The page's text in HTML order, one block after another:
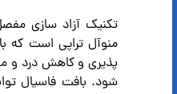
تکنیک آزاد سازی
منوآل تراپی است که
پذیری و کاهش درد و
شود. بافت فاسیال